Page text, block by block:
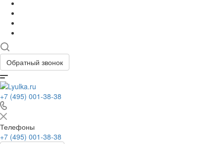
Обратный звонок
+7 (495) 001-38-38
Телефоны
+7 (495) 001-38-38